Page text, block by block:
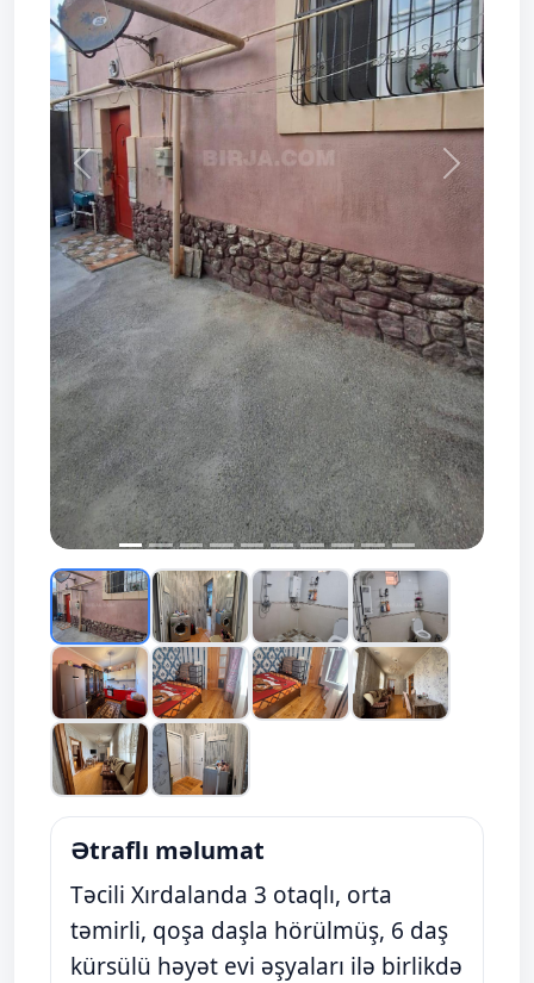
Prev Next
Ətraflı məlumat
Təcili Xırdalanda 3 otaqlı, orta
təmirli, qoşa daşla hörülmüş, 6 daş
kürsülü həyət evi əşyaları ilə birlikdə